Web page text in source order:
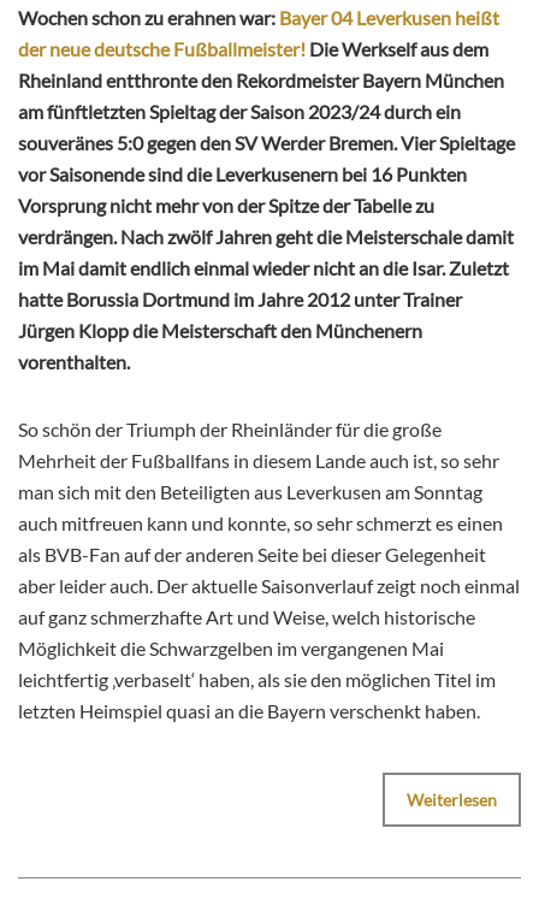
Wochen schon zu erahnen war: Bayer 04 Leverkusen heißt
der neue deutsche Fußballmeister! Die Werkself aus dem
Rheinland entthronte den Rekordmeister Bayern München
am fünftletzten Spieltag der Saison 2023/24 durch ein
souveränes 5:0 gegen den SV Werder Bremen. Vier Spieltage
vor Saisonende sind die Leverkusenern bei 16 Punkten
Vorsprung nicht mehr von der Spitze der Tabelle zu
verdrängen. Nach zwölf Jahren geht die Meisterschale damit
im Mai damit endlich einmal wieder nicht an die Isar. Zuletzt
hatte Borussia Dortmund im Jahre 2012 unter Trainer
Jürgen Klopp die Meisterschaft den Münchenern
vorenthalten.
So schön der Triumph der Rheinländer für die große
Mehrheit der Fußballfans in diesem Lande auch ist, so sehr
man sich mit den Beteiligten aus Leverkusen am Sonntag
auch mitfreuen kann und konnte, so sehr schmerzt es einen
als BVB-Fan auf der anderen Seite bei dieser Gelegenheit
aber leider auch. Der aktuelle Saisonverlauf zeigt noch einmal
auf ganz schmerzhafte Art und Weise, welch historische
Möglichkeit die Schwarzgelben im vergangenen Mai
leichtfertig ‚verbaselt‘ haben, als sie den möglichen Titel im
letzten Heimspiel quasi an die Bayern verschenkt haben.
Weiterlesen